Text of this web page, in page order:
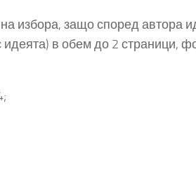
избора, защо според автора
идеята) в обем до 2 страници,